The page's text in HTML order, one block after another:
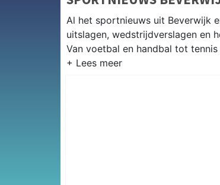
Al het sportnieuws uit Beverwijk
uitslagen, wedstrijdverslagen en
Van voetbal en handbal tot
Van SV Beverwijk en De
Kennemerland — Beverwijk